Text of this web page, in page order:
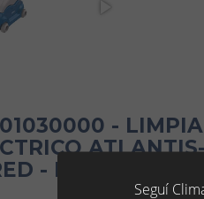
-
- DOSATECH
Seguí